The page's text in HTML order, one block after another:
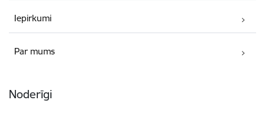
Iepirkumi
Par mums
Noderīgi